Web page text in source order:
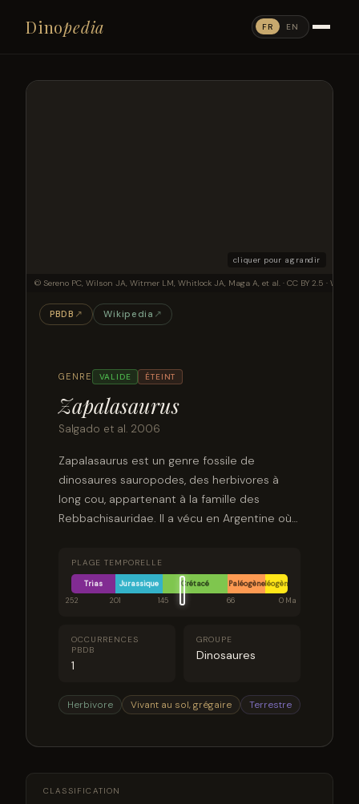
Dinopedia FR EN
GENRE VALIDE ÉTEINT
Zapalasaurus
Salgado et al. 2006
Zapalasaurus est un genre fossile de
dinosaures sauropodes, des herbivores à
long cou, appartenant à la famille des
Rebbachisauridae. Il a vécu en Argentine où
le Crétacé inférieur.
PLAGE TEMPORELLE
Trias Jurassique Crétacé PaléogèneNéogène
252
201 145 66 0 Ma
OCCURRENCES
PBDB
1
GROUPE
Dinosaures
Herbivore Vivant au sol, grégaire Terrestre
cliquer pour agrandir
Original description: The diagram is based on strict consensus of five minimum-
© Sereno PC, Wilson JA, Witmer LM, Whitlock JA, Maga A, et al. · CC BY 2.5 ·
PBDB ↗ Wikipedia ↗
CLASSIFICATION